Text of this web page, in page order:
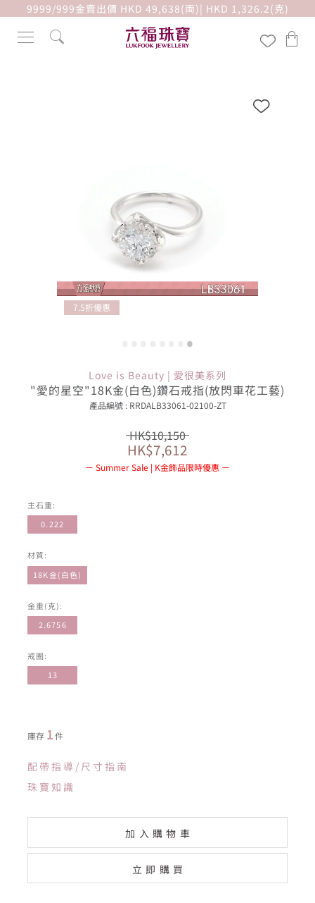
9999/999金賣出價 HKD 49,638(両)| HKD 1,326.2(克)
7.5折優惠
Love is Beauty | 愛很美系列
"愛的星空"18K金(白色)鑽石戒指(放閃車花工藝)
產品編號 : RRDALB33061-02100-ZT
HK$10,150
HK$7,612
Summer Sale | K金飾品限時優惠
主石重:
0.222
材質:
18K金(白色)
金重(克):
2.6756
戒圈:
13
庫存 1件
配帶指導/尺寸指南
珠寶知識
加入購物車
立即購買